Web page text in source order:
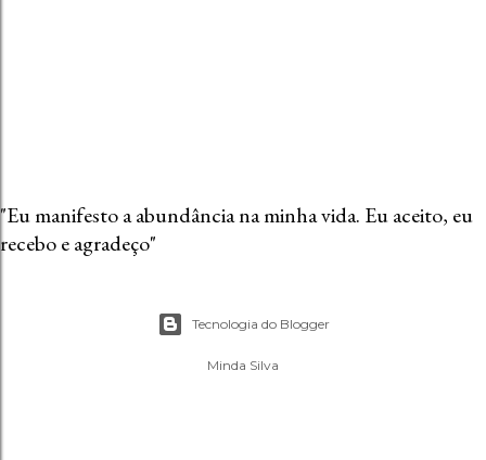
"Eu manifesto a abundância na minha vida. Eu aceito, eu
recebo e agradeço"
Tecnologia do Blogger
Minda Silva